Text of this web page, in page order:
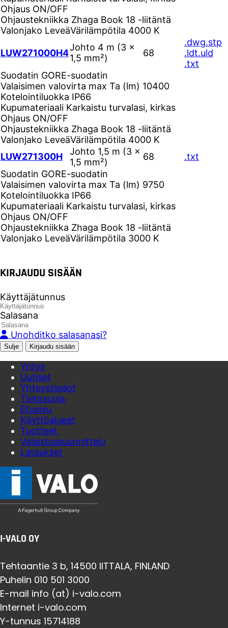
Ohjaus ON/OFF
Ohjaustekniikka Zhaga Book 18 -liitäntä
Valonjako LeveäVärilämpötila 4000 K
LUW271000H4
Johto 4 m (3 ×
1,5 mm²)
68
.dwg.stp
.ldt.uld
.txt
Suodatin GORE-suodatin
Valaisimen valovirta max Ta (lm) 10400
Kotelointiluokka IP66
Kupumateriaali Karkaistu turvalasi, kirkas
Ohjaus ON/OFF
Ohjaustekniikka Zhaga Book 18 -liitäntä
Valonjako LeveäVärilämpötila 4000 K
LUW271300H
Johto 1,5 m (3 ×
1,5 mm²)
68
.txt
Suodatin GORE-suodatin
Valaisimen valovirta max Ta (lm) 9750
Kotelointiluokka IP66
Kupumateriaali Karkaistu turvalasi, kirkas
Ohjaus ON/OFF
Ohjaustekniikka Zhaga Book 18 -liitäntä
Valonjako LeveäVärilämpötila 3000 K
KIRJAUDU SISÄÄN
Käyttäjätunnus
Salasana
Unohditko salasanasi?
Sulje
Yritys
Uutiset
Yhteystiedot
Tietosuoja
Etusivu
Käyttöalueet
Tuotteet
Valaistussuunnittelu
Lataukset
I-VALO OY
Tehtaantie 3 b, 14500 IITTALA, FINLAND
Puhelin 010 501 3000
E-mail info (at) i-valo.com
Internet i-valo.com
Y-tunnus 15714188